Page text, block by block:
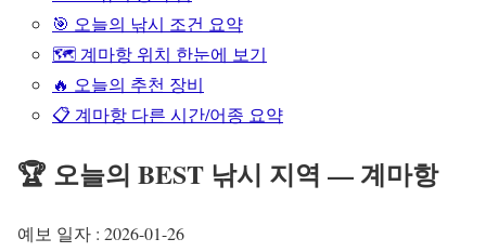
🎯 오늘의 낚시 조건 요약
🗺 계마항 위치 한눈에 보기
🔥 오늘의 추천 장비
📋 계마항 다른 시간/어종 요약
🏆 오늘의 BEST 낚시 지역 — 계마항
예보 일자 : 2026-01-26